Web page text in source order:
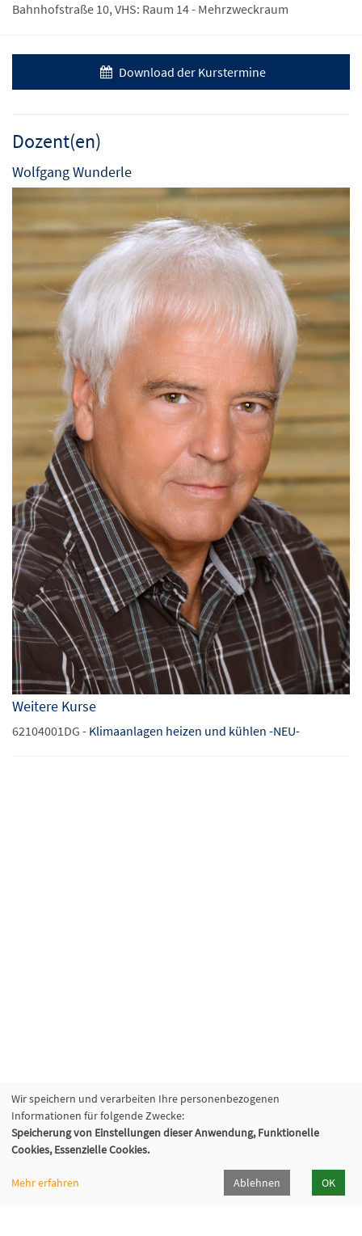
Bahnhofstraße 10, VHS: Raum 14 - Mehrzweckraum
Download der Kurstermine
Dozent(en)
Wolfgang Wunderle
Weitere Kurse
62104001DG - Klimaanlagen heizen und kühlen -NEU-
VHS Lahn-Dill
02771 407-7400, 407-7401
Wir speichern und verarbeiten Ihre personenbezogenen
Informationen für folgende Zwecke:
Speicherung von Einstellungen dieser Anwendung, Funktionelle
Cookies, Essenzielle Cookies.
Mehr erfahren Ablehnen OK